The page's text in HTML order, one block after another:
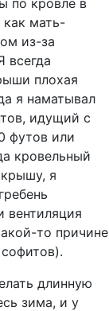
как мать-
из-за
всегда
плохая
я наматывал
идущий с
футов или
кровельный
я
вентиляция
то причине
длинную
зима, и у